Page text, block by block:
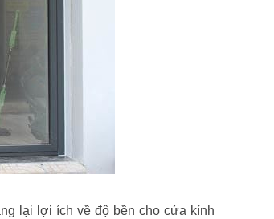
lại lợi ích về độ bền cho cửa kính